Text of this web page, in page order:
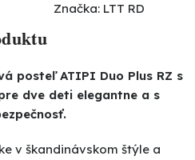
Značka: LTT RD
posteľ ATIPI Duo Plus RZ s
dve deti elegantne a s
v škandinávskom štýle a